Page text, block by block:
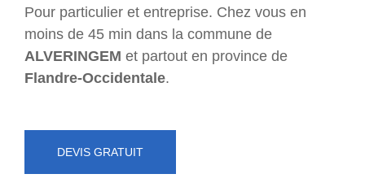
Pour particulier et entreprise. Chez vous en
moins de 45 min dans la commune de
ALVERINGEM et partout en province de
Flandre-Occidentale.
DEVIS GRATUIT